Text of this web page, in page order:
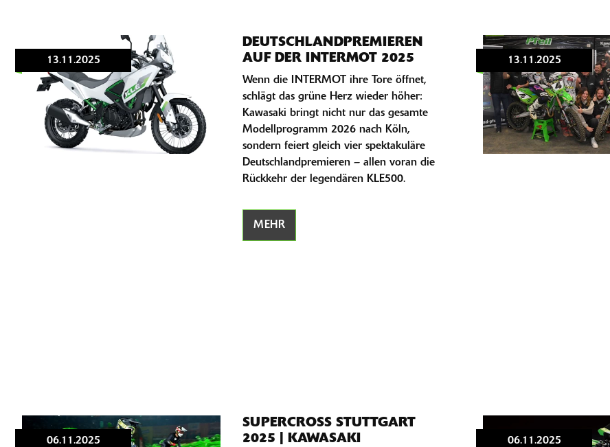
13.11.2025
DEUTSCHLANDPREMIEREN
AUF DER INTERMOT 2025
Wenn die INTERMOT ihre Tore öffnet,
schlägt das grüne Herz wieder höher:
Kawasaki bringt nicht nur das gesamte
Modellprogramm 2026 nach Köln,
sondern feiert gleich vier spektakuläre
Deutschlandpremieren – allen voran die
Rückkehr der legendären KLE500.
MEHR
13.11.2025
06.11.2025
SUPERCROSS STUTTGART
2025 | KAWASAKI
06.11.2025